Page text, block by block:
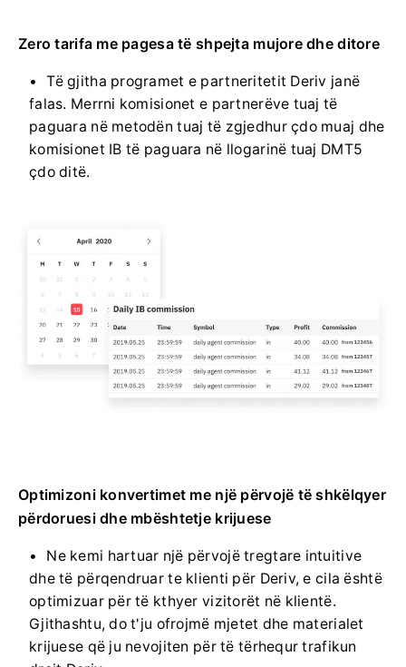
Zero tarifa me pagesa të shpejta mujore dhe ditore
Të gjitha programet e partneritetit Deriv janë
falas. Merrni komisionet e partnerëve tuaj të
paguara në metodën tuaj të zgjedhur çdo muaj dhe
komisionet IB të paguara në llogarinë tuaj DMT5
çdo ditë.
Optimizoni konvertimet me një përvojë të shkëlqyer
përdoruesi dhe mbështetje krijuese
Ne kemi hartuar një përvojë tregtare intuitive
dhe të përqendruar te klienti për Deriv, e cila është
optimizuar për të kthyer vizitorët në klientë.
Gjithashtu, do t'ju ofrojmë mjetet dhe materialet
krijuese që ju nevojiten për të tërhequr trafikun